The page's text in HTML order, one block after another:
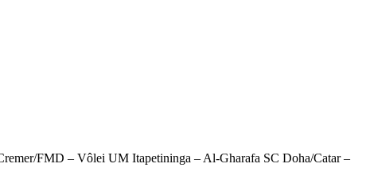
FMD – Vôlei UM Itapetininga – Al-Gharafa SC Doha/Catar –